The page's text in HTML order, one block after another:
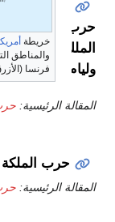
خريطة
والمناطق
فرنسا
حرب
الملك
وليام
المقالة الرئيسية:
حرب
المقالة الرئيسية: